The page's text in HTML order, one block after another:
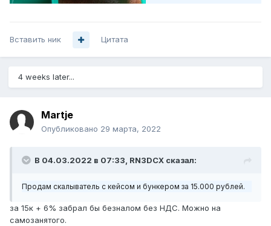
Вставить ник Цитата
4 weeks later...
Martje
Опубликовано 29 марта, 2022
В 04.03.2022 в 07:33, RN3DCX сказал:
Продам скалыватель с кейсом и бункером за 15.000 рублей.
за 15к + 6% забрал бы безналом без НДС. Можно на
самозанятого.